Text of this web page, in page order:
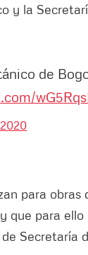
y la
de
para
que para
de Secretaría